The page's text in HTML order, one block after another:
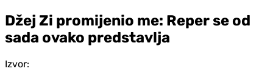
Džej Zi promijenio me: Reper se od
sada ovako predstavlja
Izvor: